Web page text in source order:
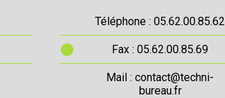
Téléphone : 05.62.00.85.62
Fax : 05.62.00.85.69
Mail : contact@techni-
bureau.fr